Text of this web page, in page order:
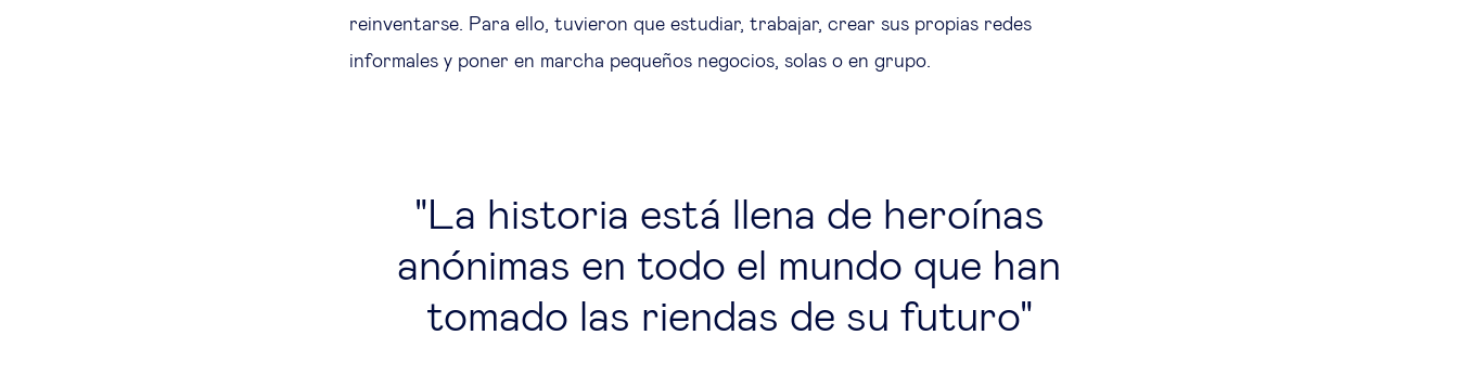
reinventarse. Para ello, tuvieron que estudiar, trabajar, crear sus propias redes
informales y poner en marcha pequeños negocios, solas o en grupo.
La historia está llena de heroínas
anónimas en todo el mundo que han
tomado las riendas de su futuro